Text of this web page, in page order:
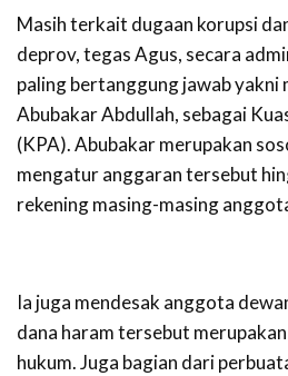
Masih terkait dugaan korupsi
deprov, tegas Agus, secara
paling bertanggung jawab yakni
Abubakar Abdullah, sebagai
(KPA). Abubakar merupakan
mengatur anggaran tersebut
rekening masing-masing
Ia juga mendesak anggota
dana haram tersebut
hukum. Juga bagian dari